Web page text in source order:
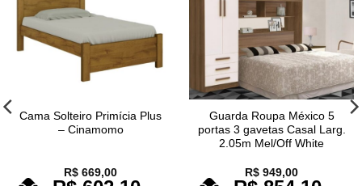
Cama Solteiro Primícia Plus
– Cinamomo
R$ 669,00
Guarda Roupa México 5
portas 3 gavetas Casal Larg.
2.05m Mel/Off White
R$ 949,00